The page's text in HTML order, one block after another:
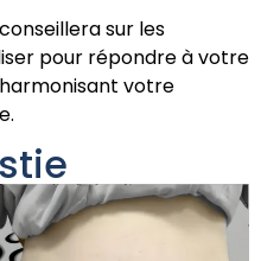
sur les
pour répondre à votre
votre